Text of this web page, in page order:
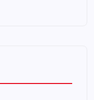
Kelola